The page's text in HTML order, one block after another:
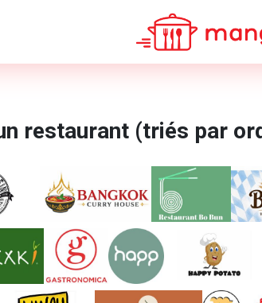
restaurant (triés par